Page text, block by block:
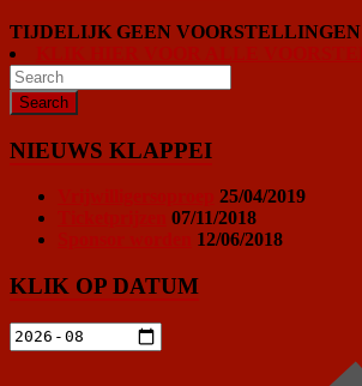
TIJDELIJK GEEN VOORSTELLINGEN
NIEUWS KLAPPEI
25/04/2019
07/11/2018
12/06/2018
KLIK OP DATUM